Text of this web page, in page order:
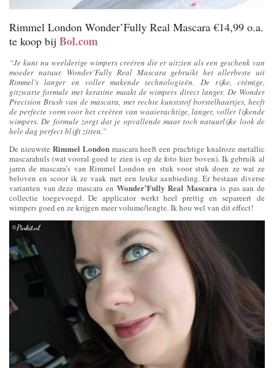
Rimmel London Wonder’Fully Real Mascara €14,99 o.a.
te koop bij Bol.com
“Je kunt nu weelderige wimpers creëren die er uitzien als een geschenk van
moeder natuur. Wonder’Fully Real Mascara gebruikt het allerbeste uit
Rimmel’s langer en voller makende technologieën. De rijke, crèmige,
gitzwarte formule met keratine maakt de wimpers direct langer. De Wonder
Precision Brush van de mascara, met rechte kunststof borstelhaartjes, heeft
de perfecte vorm voor het creëren van waaierachtige, langer, voller lijkende
wimpers. De formule zorgt dat je opvallende maar toch natuurlijke look de
hele dag perfect blijft zitten.”
De nieuwste Rimmel Londonmascara heeft een prachtige knalroze metallic
mascarahuls (wat vooral goed te zien is op de foto hier boven). Ik gebruik al
jaren de mascara’s van Rimmel London en stuk voor stuk doen ze wat ze
beloven en scoor ik ze vaak met een leuke aanbieding. Er bestaan diverse
varianten van deze mascara en Wonder’Fully Real Mascara is pas aan de
collectie toegevoegd. De applicator werkt heel prettig ensepareert de
wimpers goed en ze krijgen meer volume/lengte. Ik hou wel van dit effect!